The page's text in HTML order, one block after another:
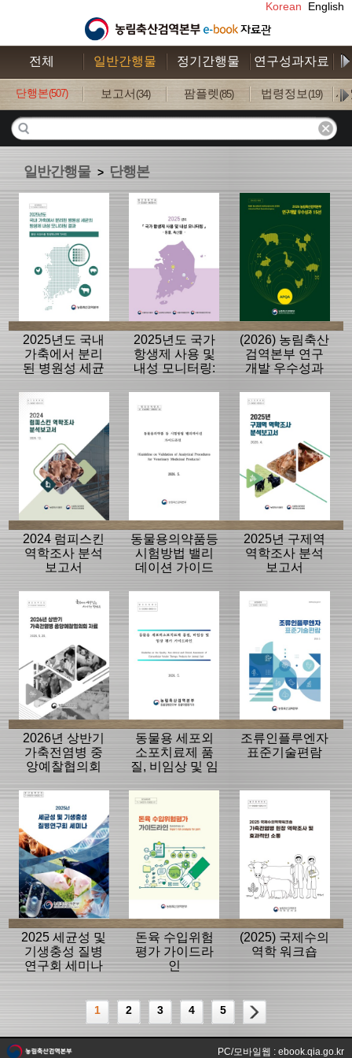
Korean English
전체 일반간행물 정기간행물 연구성과자료
단행본(507) 보고서 (34) 팜플렛 (85) 법령정보(19) 사
일반간행물 > 단행본
2025년도 국내
가축에서 분리
된 병원성 세균
모니터링 결과
2025년도 국가
항생제 사용 및
내성 모니터링:
(2026) 농림축산
검역본부 연구
개발 우수성과
2024 럼피스킨
역학조사 분석
보고서
동물용의약품등
시험방법 밸리
데이션 가이드
2025년 구제역
역학조사 분석
보고서
2026년 상반기
가축전염병 중
앙예찰협의회
동물용 세포외
소포치료제 품
질, 비임상 및 임
라인
조류인플루엔자
표준기술편람
2025 세균성 및
기생충성 질병
연구회 세미나
돈육 수입위험
평가 가이드라
인
(2025) 국제수의
역학 워크숍
1 2 3 4 5
PC/모바일웹 : ebook.qia.go.kr